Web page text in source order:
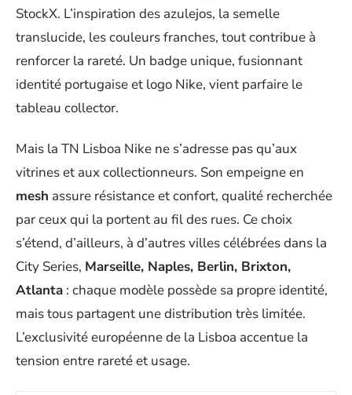
StockX. L’inspiration des azulejos, la semelle
translucide, les couleurs franches, tout contribue à
renforcer la rareté. Un badge unique, fusionnant
identité portugaise et logo Nike, vient parfaire le
tableau collector.
Mais la TN Lisboa Nike ne s’adresse pas qu’aux
vitrines et aux collectionneurs. Son empeigne en
mesh assure résistance et confort, qualité recherchée
par ceux qui la portent au fil des rues. Ce choix
s’étend, d’ailleurs, à d’autres villes célébrées dans la
City Series, Marseille, Naples, Berlin, Brixton,
Atlanta : chaque modèle possède sa propre identité,
mais tous partagent une distribution très limitée.
L’exclusivité européenne de la Lisboa accentue la
tension entre rareté et usage.